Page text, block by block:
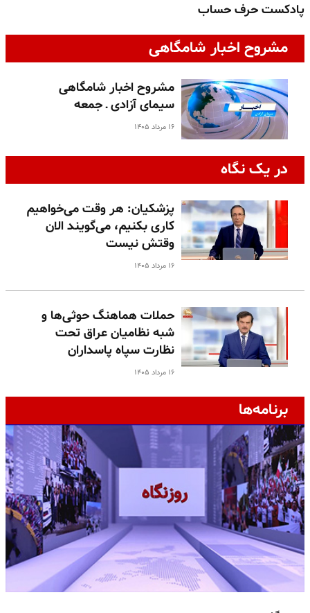
پادکست حرف حساب
مشروح اخبار شامگاهی
مشروح اخبار شامگاهی
سیمای آزادی ـ جمعه
۱۶ مرداد ۱۴۰۵
در یک نگاه
پزشکیان: هر وقت می‌خواهیم
کاری بکنیم، می‌گویند الان
وقتش نیست
۱۶ مرداد ۱۴۰۵
حملات هماهنگ حوثی‌ها و
شبه نظامیان عراق تحت
نظارت سپاه پاسداران
۱۶ مرداد ۱۴۰۵
برنامه‌ها